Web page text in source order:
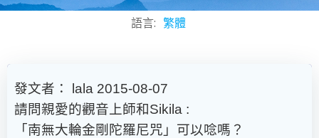
語言: 繁體
發文者： lala 2015-08-07
請問親愛的觀音上師和Sikila :
「南無大輪金剛陀羅尼咒」可以唸嗎？